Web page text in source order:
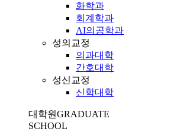
화학과
회계학과
AI의공학과
성의교정
의과대학
간호대학
성신교정
신학대학
대학원GRADUATE
SCHOOL